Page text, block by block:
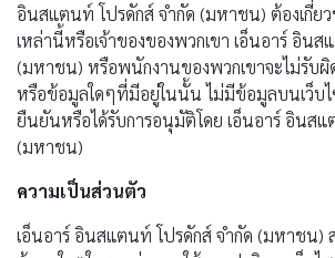
อินสแตนท์ โปรดักส์ จำกัด (มหาชน) ต้องเกี่ย
เหล่านี้หรือเจ้าของของพวกเขา เอ็นอาร์ อินส
(มหาชน) หรือพนักงานของพวกเขาจะไม่รับ
หรือข้อมูลใดๆที่มีอยู่ในนั้น ไม่มีข้อมูลบนเว็บ
ยืนยันหรือได้รับการอนุมัติโดย เอ็นอาร์ อินสแ
(มหาชน)
ความเป็นส่วนตัว
เอ็นอาร์ อินสแตนท์ โปรดักส์ จำกัด (มหาชน)